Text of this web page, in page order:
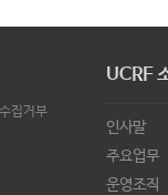
집거부
UCRF
인사말
주요업무
운영조직